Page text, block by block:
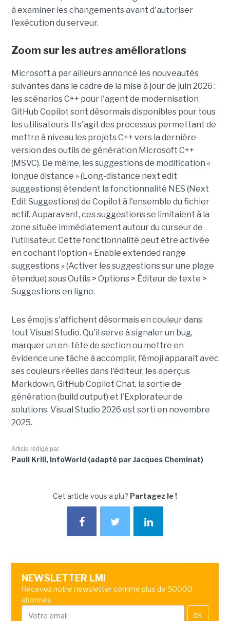
à examiner les changements avant d'autoriser
l'exécution du serveur.
Zoom sur les autres améliorations
Microsoft a par ailleurs annoncé les nouveautés
suivantes dans le cadre de la mise à jour de juin 2026 :
les scénarios C++ pour l'agent de modernisation
GitHub Copilot sont désormais disponibles pour tous
les utilisateurs. Il s'agit des processus permettant de
mettre à niveau les projets C++ vers la dernière
version des outils de génération Microsoft C++
(MSVC). De même, les suggestions de modification «
longue distance » (Long-distance next edit
suggestions) étendent la fonctionnalité NES (Next
Edit Suggestions) de Copilot à l'ensemble du fichier
actif. Auparavant, ces suggestions se limitaient à la
zone située immédiatement autour du curseur de
l'utilisateur. Cette fonctionnalité peut être activée
en cochant l'option « Enable extended range
suggestions » (Activer les suggestions sur une plage
étendue) sous Outils > Options > Éditeur de texte >
Suggestions en ligne.
Les émojis s'affichent désormais en couleur dans
tout Visual Studio. Qu'il serve à signaler un bug,
marquer un en-tête de section ou mettre en
évidence une tâche à accomplir, l'émoji apparaît avec
ses couleurs réelles dans l'éditeur, les aperçus
Markdown, GitHub Copilot Chat, la sortie de
génération (build output) et l'Explorateur de
solutions. Visual Studio 2026 est sorti en novembre
2025.
Article rédigé par
Paull Krill, InfoWorld (adapté par Jacques Cheminat)
Cet article vous a plu? Partagez le !
NEWSLETTER LMI
Recevez notre newsletter comme plus de 50000
abonnés
OK